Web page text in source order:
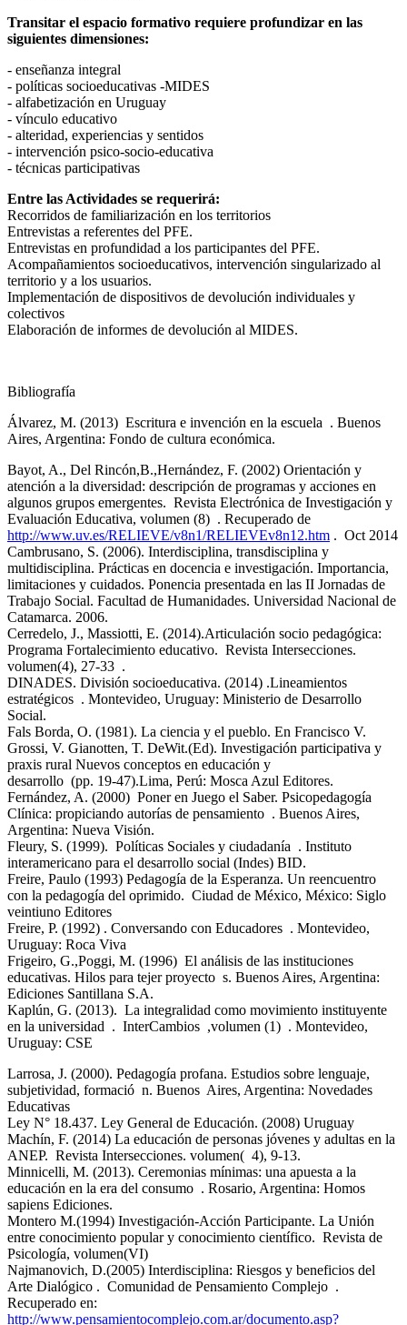
Transitar el espacio formativo requiere profundizar en las
siguientes dimensiones:
- enseñanza integral
- políticas socioeducativas -MIDES
- alfabetización en Uruguay
- vínculo educativo
- alteridad, experiencias y sentidos
- intervención psico-socio-educativa
- técnicas participativas
Entre las Actividades se requerirá:
Recorridos de familiarización en los territorios
Entrevistas a referentes del PFE.
Entrevistas en profundidad a los participantes del PFE.
Acompañamientos socioeducativos, intervención singularizado al
territorio y a los usuarios.
Implementación de dispositivos de devolución individuales y
colectivos
Elaboración de informes de devolución al MIDES.
Bibliografía
Álvarez, M. (2013) ​ Escritura e invención en la escuela ​ . Buenos
Aires, Argentina: Fondo de cultura económica.
Bayot, A., Del Rincón,B.,Hernández, F. (2002) Orientación y
atención a la diversidad: descripción de programas y acciones en
algunos grupos emergentes. ​ Revista Electrónica de Investigación y
Evaluación Educativa, volumen (8) ​ . Recuperado de
http://www.uv.es/RELIEVE/v8n1/RELIEVEv8n12.htm ​ . ​ Oct 2014
Cambrusano, S. (2006). Interdisciplina, transdisciplina y
multidisciplina. Prácticas en docencia e investigación. Importancia,
limitaciones y cuidados. Ponencia presentada en las II Jornadas de
Trabajo Social. Facultad de Humanidades. Universidad Nacional de
Catamarca. 2006.
Cerredelo, J., Massiotti, E. (2014).Articulación socio pedagógica:
Programa Fortalecimiento educativo. ​ Revista Intersecciones.
volumen(4), 27-33 ​ .
DINADES. División socioeducativa. (2014)​ .Lineamientos
estratégicos ​ . Montevideo, Uruguay: Ministerio de Desarrollo
Social.
Fals Borda, O. (1981). La ciencia y el pueblo. En Francisco V.
Grossi, V. Gianotten, T. DeWit.(Ed). Investigación participativa y
praxis rural Nuevos conceptos en educación y
desarrollo ​ (pp. 19-47).Lima, Perú: Mosca Azul Editores.
Fernández, A. (2000) ​ Poner en Juego el Saber. Psicopedagogía
Clínica: propiciando autorías de pensamiento ​ . Buenos Aires,
Argentina: Nueva Visión.
Fleury, S. (1999). ​ Políticas Sociales y ciudadanía ​ . Instituto
interamericano para el desarrollo social (Indes) BID.
Freire, Paulo (1993) Pedagogía de la Esperanza. Un reencuentro
con la pedagogía del oprimido. ​ Ciudad de México, México: Siglo
veintiuno Editores
Freire, P. (1992) .​ Conversando con Educadores ​ . Montevideo,
Uruguay: Roca Viva
Frigeiro, G.,Poggi, M. (1996) ​ El análisis de las instituciones
educativas. Hilos para tejer proyecto ​ s. Buenos Aires, Argentina:
Ediciones Santillana S.A.
Kaplún, G. (2013). ​ La integralidad como movimiento instituyente
en la universidad ​ . ​ InterCambios ​ ,volumen (1) ​ . Montevideo,
Uruguay: CSE
Larrosa, J. (2000). Pedagogía profana. Estudios sobre lenguaje,
subjetividad, formació ​ n. Buenos Aires, Argentina: Novedades
Educativas
Ley N° 18.437. Ley General de Educación. (2008) Uruguay
Machín, F. (2014) La educación de personas jóvenes y adultas en la
ANEP. ​ Revista Intersecciones. volumen( ​ 4), 9-13.
Minnicelli, M. (2013).​ Ceremonias mínimas: una apuesta a la
educación en la era del consumo ​ . Rosario, Argentina: Homos
sapiens Ediciones.
Montero M.(1994) Investigación-Acción Participante. La Unión
entre conocimiento popular y conocimiento científico. ​ Revista de
Psicología, volumen(VI)
Najmanovich, D.(2005) Interdisciplina: Riesgos y beneficios del
Arte Dialógico​ . ​ Comunidad de Pensamiento Complejo ​ .
Recuperado en:
http://www.pensamientocomplejo.com.ar/documento.asp?